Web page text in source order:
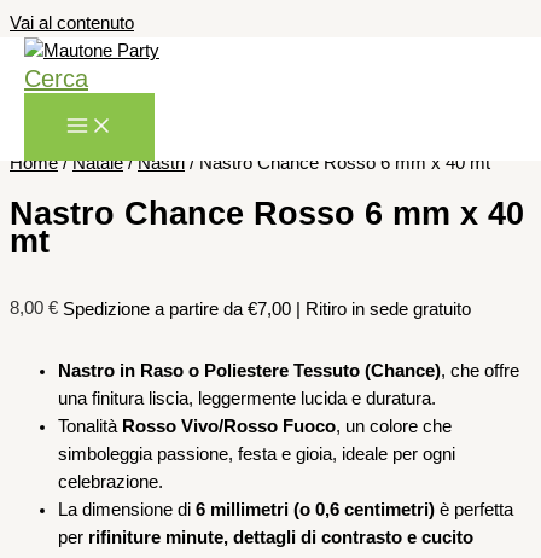
Vai al contenuto
Cerca
Home/Natale/Nastri / Nastro Chance Rosso 6 mm x 40 mt
Nastro Chance Rosso 6 mm x 40
mt
8,00 € Spedizione a partire da €7,00 | Ritiro in sede gratuito
Nastro in Raso o Poliestere Tessuto (Chance), che offre
una finitura liscia, leggermente lucida e duratura.
Tonalità Rosso Vivo/Rosso Fuoco, un colore che
simboleggia passione, festa e gioia, ideale per ogni
celebrazione.
La dimensione di 6 millimetri (o 0,6 centimetri) è perfetta
per rifiniture minute, dettagli di contrasto e cucito